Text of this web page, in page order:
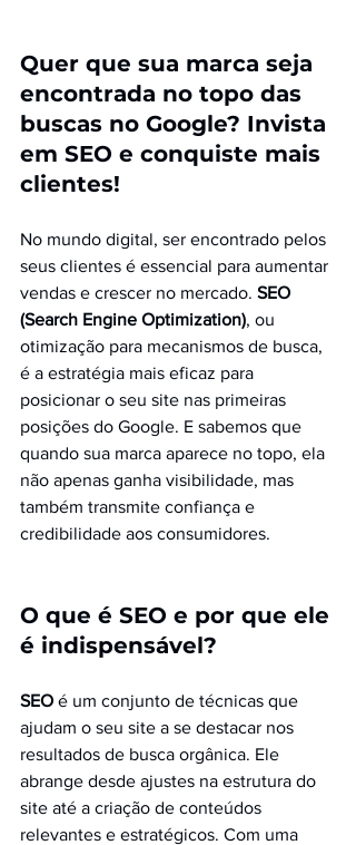
Quer que sua marca seja
encontrada no topo das
buscas no Google? Invista
em SEO e conquiste mais
clientes!
No mundo digital, ser encontrado pelos
seus clientes é essencial para aumentar
vendas e crescer no mercado. SEO
(Search Engine Optimization), ou
otimização para mecanismos de busca,
é a estratégia mais eficaz para
posicionar o seu site nas primeiras
posições do Google. E sabemos que
quando sua marca aparece no topo, ela
não apenas ganha visibilidade, mas
também transmite confiança e
credibilidade aos consumidores.
O que é SEO e por que ele
é indispensável?
SEO é um conjunto de técnicas que
ajudam o seu site a se destacar nos
resultados de busca orgânica. Ele
abrange desde ajustes na estrutura do
site até a criação de conteúdos
relevantes e estratégicos. Com uma